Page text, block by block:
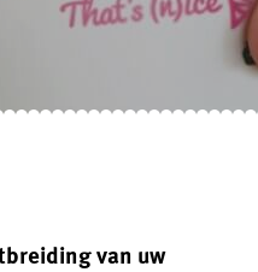
van uw